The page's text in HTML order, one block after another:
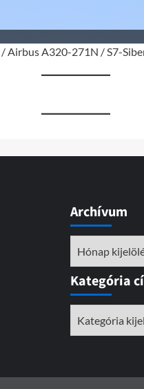
Airbus A320-271N / S7-
Archívum
Kategória